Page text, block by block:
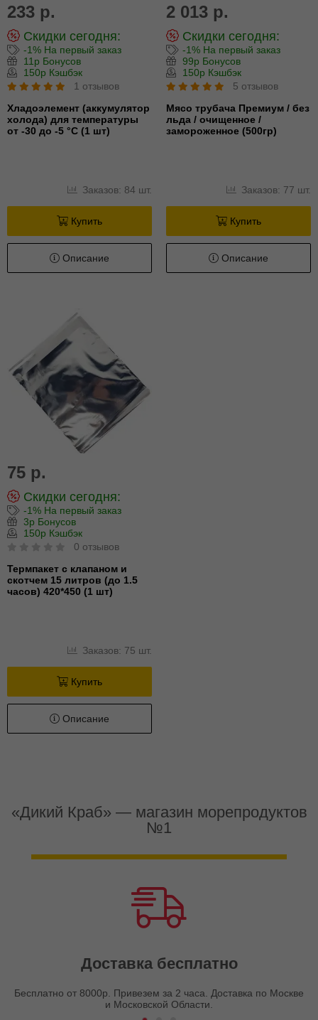
233 р.
Скидки сегодня:
-1% На первый заказ
11р Бонусов
150р Кэшбэк
1 отзывов
Хладоэлемент (аккумулятор
холода) для температуры
от -30 до -5 °С (1 шт)
Заказов: 84 шт.
Купить
Описание
2 013 р.
Скидки сегодня:
-1% На первый заказ
99р Бонусов
150р Кэшбэк
5 отзывов
Мясо трубача Премиум / без
льда / очищенное /
замороженное (500гр)
Заказов: 77 шт.
Купить
Описание
75 р.
Скидки сегодня:
-1% На первый заказ
3р Бонусов
150р Кэшбэк
0 отзывов
Термпакет с клапаном и
скотчем 15 литров (до 1.5
часов) 420*450 (1 шт)
Заказов: 75 шт.
Купить
Описание
«Дикий Краб» — магазин морепродуктов
№1
Доставка бесплатно
Бесплатно от 8000р. Привезем за 2 часа. Доставка по Москве
и Московской Области.